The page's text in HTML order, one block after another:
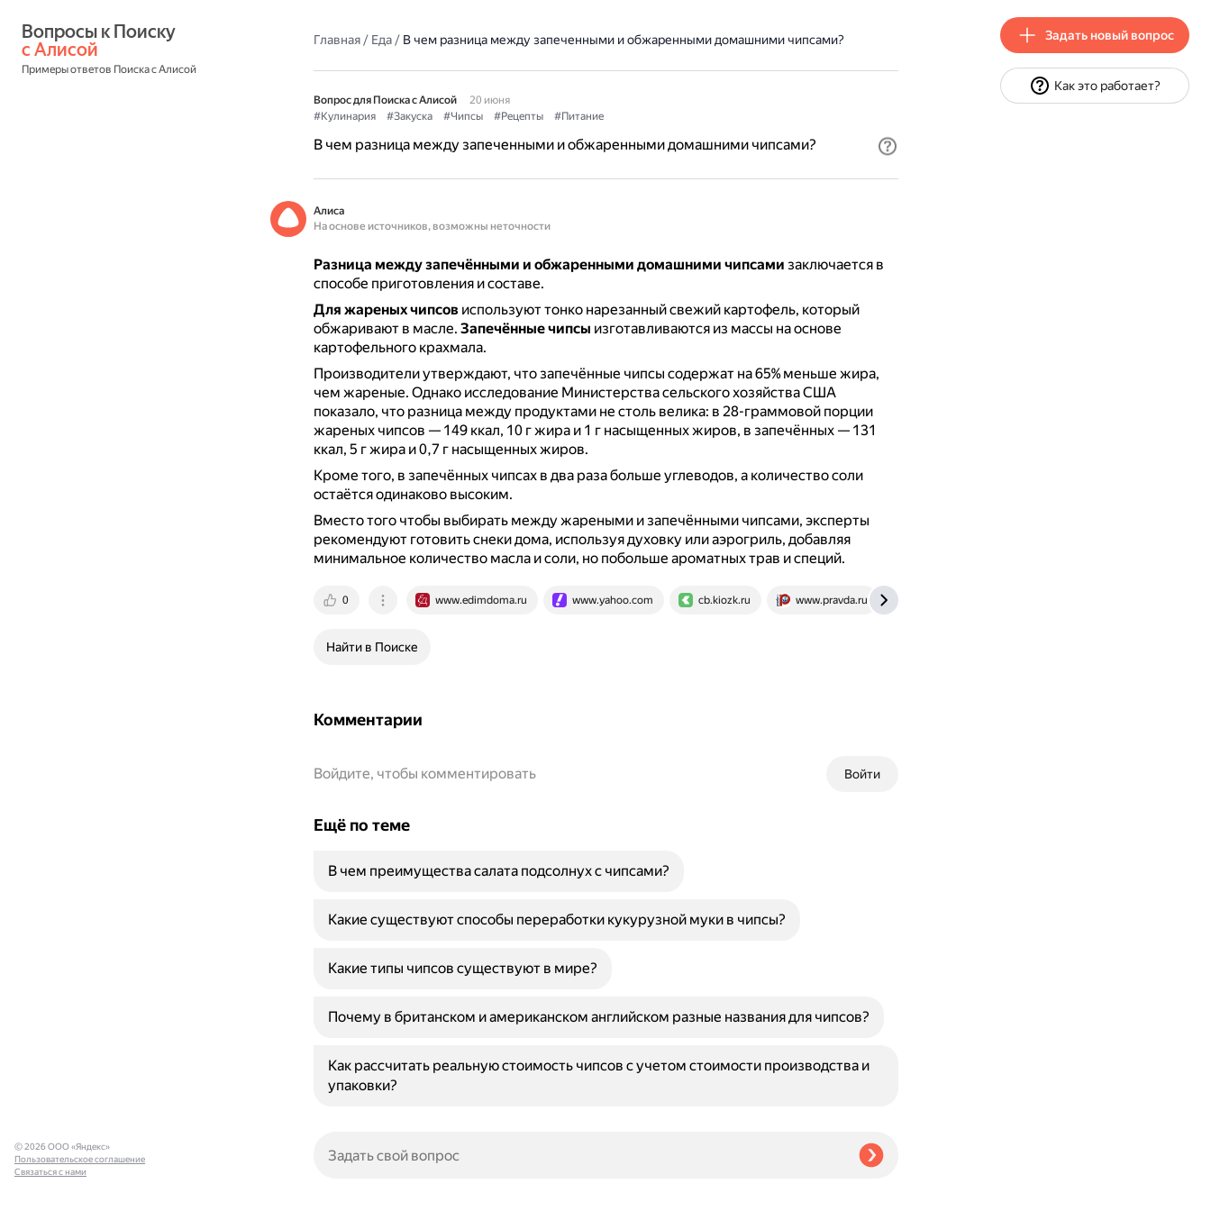
с Алисой
Примеры ответов Поиска с Алисой
Главная/ Еда/ В чем разница между запеченными и обжаренными домашними чипсами?
Вопрос для Поиска с Алисой
20 июня
#Кулинария
#Закуска #Чипсы #Рецепты #Питание
В чем разница между запеченными и обжаренными домашними чипсами?
Алиса
На основе источников, возможны неточности
Разница между запечёнными и обжаренными домашними чипсами заключается в
способе приготовления и составе.
Для жареных чипсовиспользуют тонко нарезанный свежий картофель, который
обжаривают в масле. Запечённые чипсы изготавливаются из массы на основе
картофельного крахмала.
Производители утверждают, что запечённые чипсы содержат на 65% меньше жира,
чем жареные. Однако исследование Министерства сельского хозяйства США
показало, что разница между продуктами не столь велика: в 28-граммовой порции
жареных чипсов — 149 ккал, 10 г жира и 1 г насыщенных жиров, в запечённых — 131
ккал, 5 г жира и 0,7 г насыщенных жиров.
Кроме того, в запечённых чипсах в два раза больше углеводов, а количество соли
остаётся одинаково высоким.
Вместо того чтобы выбирать между жареными и запечёнными чипсами, эксперты
рекомендуют готовить снеки дома, используя духовку или аэрогриль, добавляя
минимальное количество масла и соли, но побольше ароматных трав и специй.
0 www.edimdoma.ru www.yahoo.com cb.kiozk.ru www.pravda.ru
Найти в Поиске
Комментарии
Войти
Войдите, чтобы комментировать
Ещё по теме
В чем преимущества салата подсолнух с чипсами?
Какие существуют способы переработки кукурузной муки в чипсы?
Какие типы чипсов существуют в мире?
Почему в британском и американском английском разные названия для чипсов?
Как рассчитать реальную стоимость чипсов с учетом стоимости производства и
упаковки?
© 2026 ООО «Яндекс»
Пользовательское соглашение
Связаться с нами
Задать новый вопрос
Как это работает?